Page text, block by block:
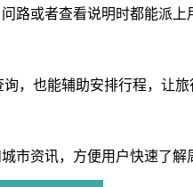
路或者查看说明时都能派上
，也能辅助安排行程，让旅
市资讯，方便用户快速了解